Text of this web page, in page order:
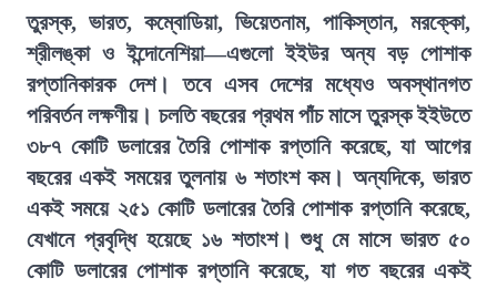
তুরস্ক, ভারত, কম্বোডিয়া, ভিয়েতনাম, পাকিস্তান, মরক্কো,
শ্রীলঙ্কা ও ইন্দোনেশিয়া—এগুলো ইইউর অন্য বড় পোশাক
রপ্তানিকারক দেশ। তবে এসব দেশের মধ্যেও অবস্থানগত
পরিবর্তন লক্ষণীয়। চলতি বছরের প্রথম পাঁচ মাসে তুরস্ক ইইউতে
৩৮৭ কোটি ডলারের তৈরি পোশাক রপ্তানি করেছে, যা আগের
বছরের একই সময়ের তুলনায় ৬ শতাংশ কম। অন্যদিকে, ভারত
একই সময়ে ২৫১ কোটি ডলারের তৈরি পোশাক রপ্তানি করেছে,
যেখানে প্রবৃদ্ধি হয়েছে ১৬ শতাংশ। শুধু মে মাসে ভারত ৫০
কোটি ডলারের পোশাক রপ্তানি করেছে, যা গত বছরের একই